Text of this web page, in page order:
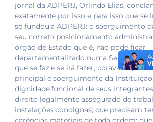
jornal da ADPERJ, Orlindo Elias,
exatamente por isso e para isso que se
se fundou a ADPERJ: o soerguimento
seu correto posicionamento
órgão de Estado que é, não pode ficar
departamentalizado numa Secretaria de
que se faz e se irá fazer, doravante,
principal o soerguimento da
dignidade funcional de seus
direito legalmente assegurado de
instalações condignas; que precisam
carências materiais de toda ordem;